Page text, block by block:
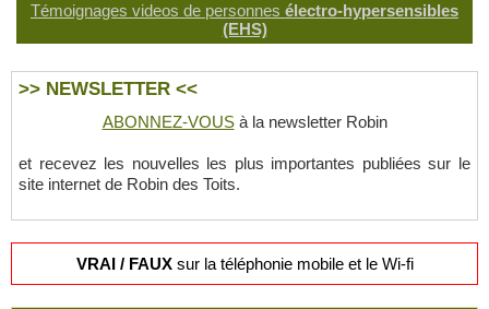
Témoignages videos de personnes électro-hypersensibles
(EHS)
>> NEWSLETTER <<
ABONNEZ-VOUSà la newsletter Robin
et recevez les nouvelles les plus importantes publiées sur le
site internet de Robin des Toits.
VRAI / FAUXsur la téléphonie mobile et le Wi-fi